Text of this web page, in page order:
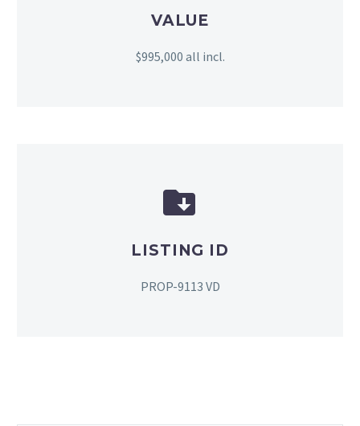
VALUE
$995,000 all incl.


LISTING ID
PROP-9113 VD